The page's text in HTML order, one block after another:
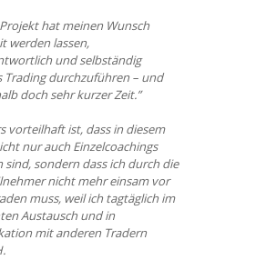
Projekt hat meinen Wunsch
werden lassen,
und selbständig
Trading durchzuführen – und
doch sehr kurzer Zeit.”
vorteilhaft ist, dass in diesem
nur auch Einzelcoachings
sind, sondern dass ich durch die
nicht mehr einsam vor
muss, weil ich tagtäglich im
Austausch und in
mit anderen Tradern